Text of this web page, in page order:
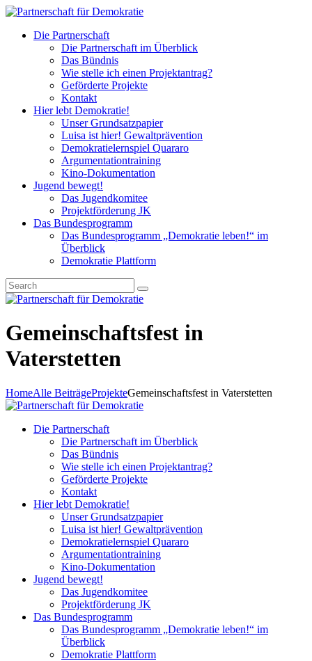
Die Partnerschaft
Die Partnerschaft im Überblick
Das Bündnis
Wie stelle ich einen Projektantrag?
Geförderte Projekte
Kontakt
Hier lebt Demokratie!
Unser Grundsatzpapier
Luisa ist hier! Gewaltprävention
Demokratielernspiel Quararo
Argumentationtraining
Kino-Dokumentation
Jugend bewegt!
Das Jugendkomitee
Projektförderung JK
Das Bundesprogramm
Das Bundesprogramm „Demokratie leben!“ im
Überblick
Demokratie Plattform
Gemeinschaftsfest in
Vaterstetten
HomeAlle BeiträgeProjekteGemeinschaftsfest in Vaterstetten
Die Partnerschaft
Die Partnerschaft im Überblick
Das Bündnis
Wie stelle ich einen Projektantrag?
Geförderte Projekte
Kontakt
Hier lebt Demokratie!
Unser Grundsatzpapier
Luisa ist hier! Gewaltprävention
Demokratielernspiel Quararo
Argumentationtraining
Kino-Dokumentation
Jugend bewegt!
Das Jugendkomitee
Projektförderung JK
Das Bundesprogramm
Das Bundesprogramm „Demokratie leben!“ im
Überblick
Demokratie Plattform